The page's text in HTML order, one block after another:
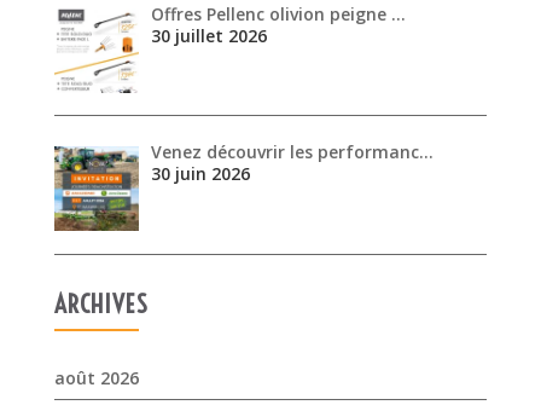
Offres Pellenc olivion peigne …
30 juillet 2026
Venez découvrir les performanc…
30 juin 2026
ARCHIVES
août 2026